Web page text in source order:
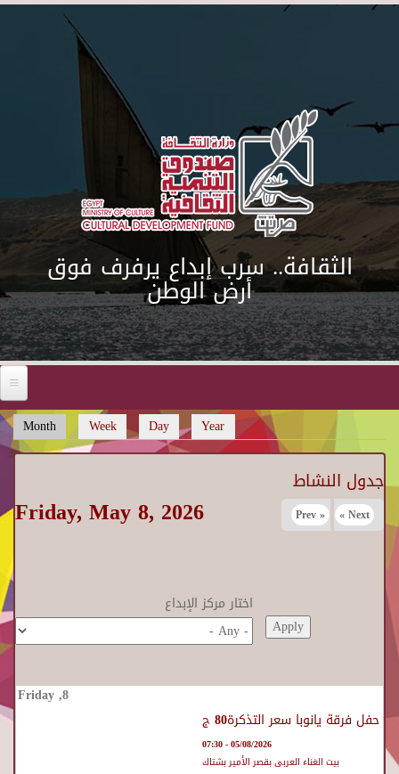
Skip to main content
الثقافة.. سرب إبداع يرفرف فوق
أرض الوطن
Primary tabs
Month (active tab)
Week Day Year
جدول النشاط
Friday, May 8, 2026 « Prev Next »
اختار مركز الإبداع
حفل فرقة يانوبا سعر التذكرة80 ج
05/08/2026 - 07:30
بيت الغناء العربى بقصر الأمير بشتاك